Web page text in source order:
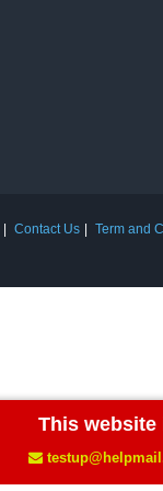
This website
Contact Us Term and